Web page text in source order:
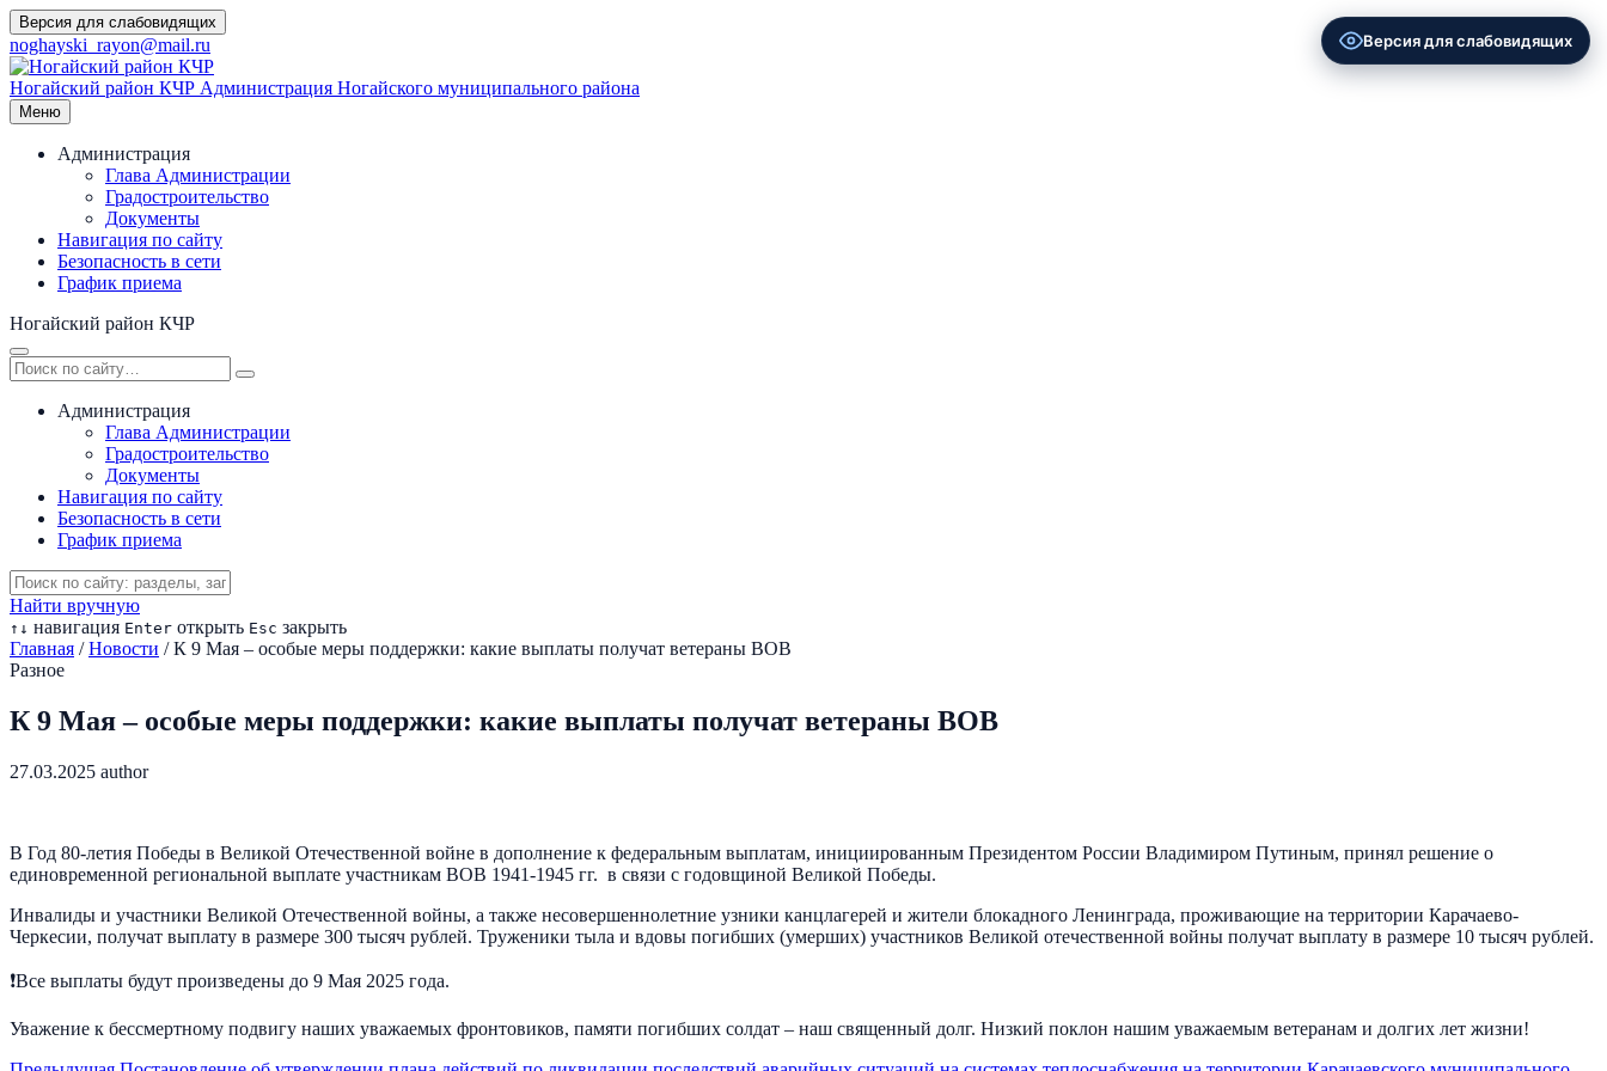
Перейти
к
содержимому
Версия для слабовидящих
noghayski_rayon@mail.ru
Ногайский район КЧР Администрация Ногайского муниципального района
Меню
Администрация
Глава Администрации
Градостроительство
Документы
Навигация по сайту
Безопасность в сети
График приема
Ногайский район КЧР
Администрация
Глава Администрации
Градостроительство
Документы
Навигация по сайту
Безопасность в сети
График приема
Найти вручную
↑ ↓ навигация Enter открыть Esc закрыть
Главная / Новости / К 9 Мая – особые меры поддержки: какие выплаты получат ветераны ВОВ
Разное
К 9 Мая – особые меры поддержки: какие выплаты получат ветераны ВОВ
27.03.2025 author
В Год 80-летия Победы в Великой Отечественной войне в дополнение к федеральным выплатам, инициированным Президентом России Владимиром Путиным, принял решение о
единовременной региональной выплате участникам ВОВ 1941-1945 гг. в связи с годовщиной Великой Победы.
Инвалиды и участники Великой Отечественной войны, а также несовершеннолетние узники канцлагерей и жители блокадного Ленинграда, проживающие на территории Карачаево-
Черкесии, получат выплату в размере 300 тысяч рублей. Труженики тыла и вдовы погибших (умерших) участников Великой отечественной войны получат выплату в размере 10 тысяч рублей.
❗️Все выплаты будут произведены до 9 Мая 2025 года.
Уважение к бессмертному подвигу наших уважаемых фронтовиков, памяти погибших солдат – наш священный долг. Низкий поклон нашим уважаемым ветеранам и долгих лет жизни!
Версия для слабовидящих